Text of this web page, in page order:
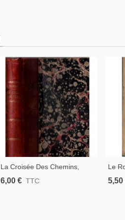
La Croisée Des Chemins,
Henry Bordeaux, 1909 -
6,00 € TTC
Le
5,50